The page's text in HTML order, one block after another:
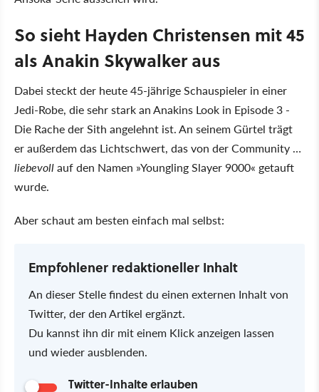
So sieht Hayden Christensen mit 45
als Anakin Skywalker aus
Dabei steckt der heute 45-jährige Schauspieler in einer
Jedi-Robe, die sehr stark an Anakins Look in Episode 3 -
Die Rache der Sith angelehnt ist. An seinem Gürtel trägt
er außerdem das Lichtschwert, das von der Community …
liebevollauf den Namen Youngling Slayer 9000 getauft
wurde.
Aber schaut am besten einfach mal selbst:
Empfohlener redaktioneller Inhalt
An dieser Stelle findest du einen externen Inhalt von
Twitter, der den Artikel ergänzt.
Du kannst ihn dir mit einem Klick anzeigen lassen
und wieder ausblenden.
Twitter-Inhalte erlauben